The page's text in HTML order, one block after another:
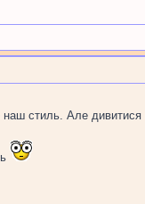
стиль. Але